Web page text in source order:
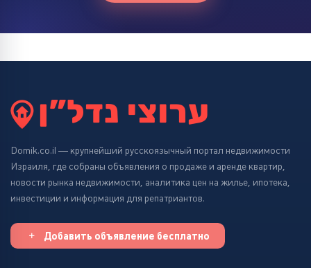
Domik.co.il — крупнейший русскоязычный портал недвижимости
Израиля, где собраны объявления о продаже и аренде квартир,
новости рынка недвижимости, аналитика цен на жилье, ипотека,
инвестиции и информация для репатриантов.
Добавить объявление бесплатно